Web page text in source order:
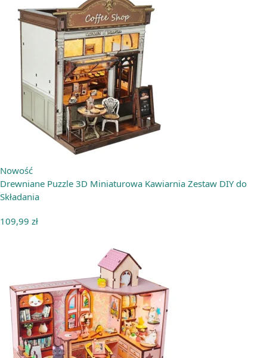
Nowość
Drewniane Puzzle 3D Miniaturowa Kawiarnia Zestaw DIY do
Składania
109,99 zł